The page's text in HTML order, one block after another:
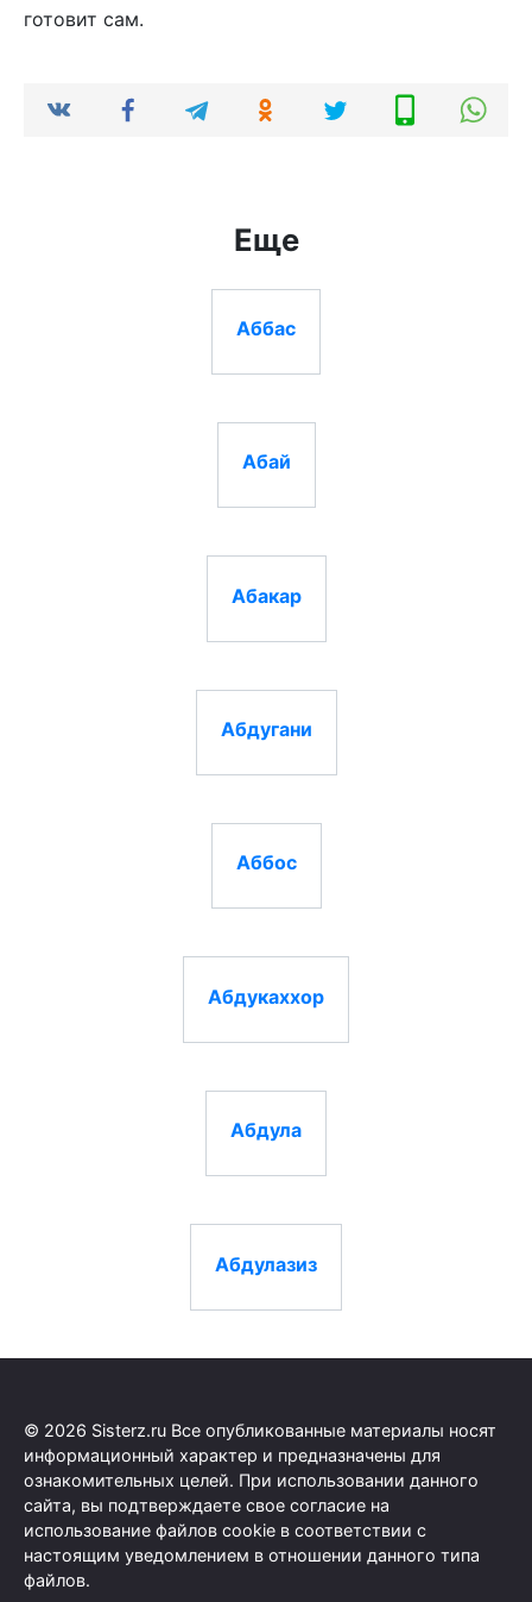
готовит сам.
Еще
Аббас
Абай
Абакар
Абдугани
Аббос
Абдукаххор
Абдула
Абдулазиз
© 2026 Sisterz.ru Все опубликованные материалы носят
информационный характер и предназначены для
ознакомительных целей. При использовании данного
сайта, вы подтверждаете свое согласие на
использование файлов cookie в соответствии с
настоящим уведомлением в отношении данного типа
файлов.